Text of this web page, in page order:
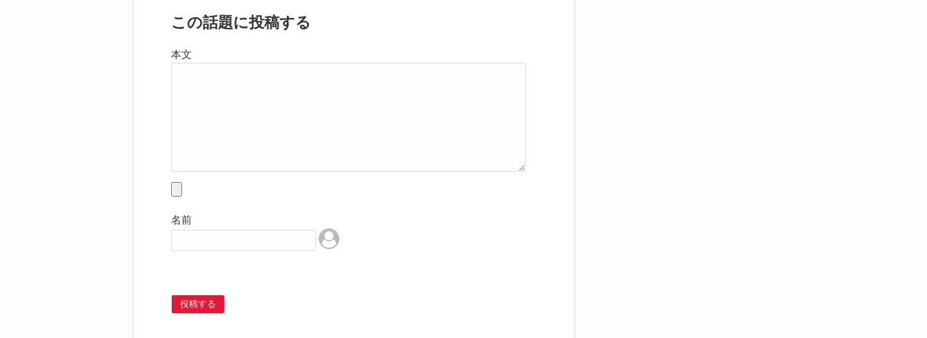
この話題に投稿する
本文
名前
投稿する